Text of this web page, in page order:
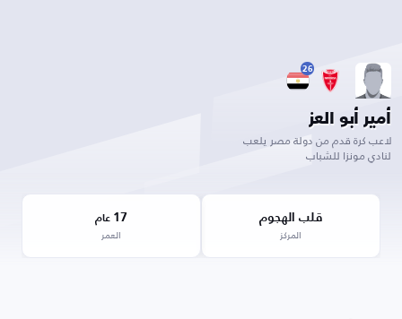
26
أمير أبو العز
لاعب كرة قدم من دولة مصر يلعب
لنادي مونزا للشباب
قلب الهجوم
المركز
17 عام
العمر